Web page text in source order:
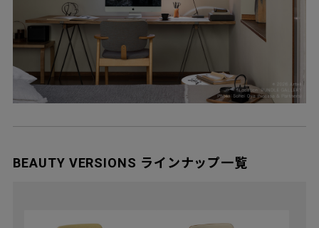
BEAUTY VERSIONS ラインナップ一覧